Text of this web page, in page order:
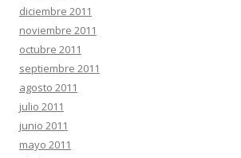
diciembre 2011
noviembre 2011
octubre 2011
septiembre 2011
agosto 2011
julio 2011
junio 2011
mayo 2011